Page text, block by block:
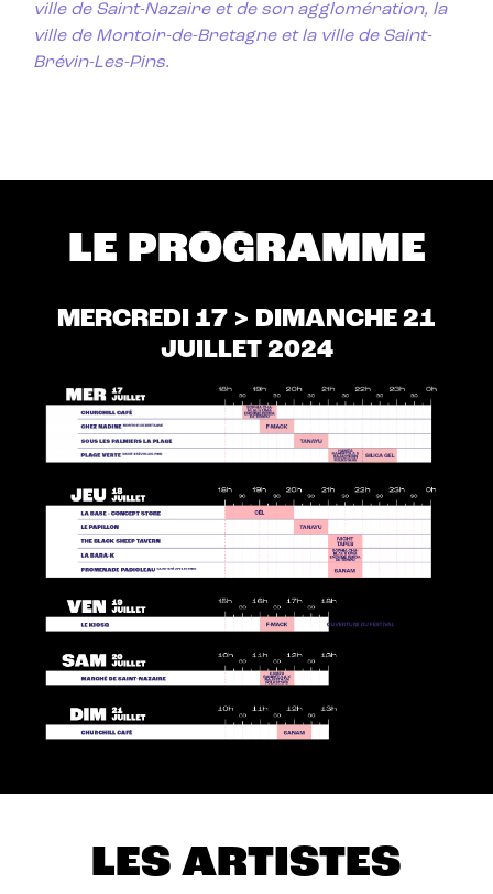
ville de Saint-Nazaire et de son agglomération, la
ville de Montoir-de-Bretagne et la ville de Saint-
Brévin-Les-Pins.
LE PROGRAMME
MERCREDI 17 > DIMANCHE 21
JUILLET 2024
LES ARTISTES